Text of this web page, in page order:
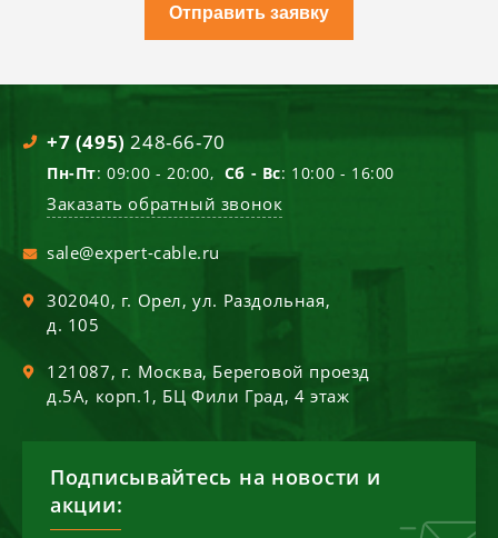
Отправить заявку
+7 (495) 248-66-70
Пн-Пт: 09:00 - 20:00, Сб - Вс: 10:00 - 16:00
Заказать обратный звонок
sale@expert-cable.ru
302040, г. Орел,ул. Раздольная,
д. 105
121087, г. Москва, Береговой проезд
д.5А, корп.1, БЦ Фили Град, 4 этаж
Подписывайтесь на новости и
акции: